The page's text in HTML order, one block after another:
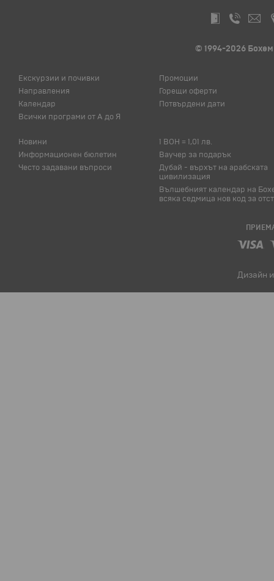
© 1994-2026
Екскурзии и почивки
Направления
Календар
Всички програми от А до Я
Промоции
Горещи оферти
Потвърдени дати
Новини
Информационен бюлетин
Често задавани въпроси
1 BOH = 1,01 лв.
Ваучер за подарък
Дубай - върхът на арабската
цивилизация
Вълшебният календар на
всяка седмица нов код за
Дизайн